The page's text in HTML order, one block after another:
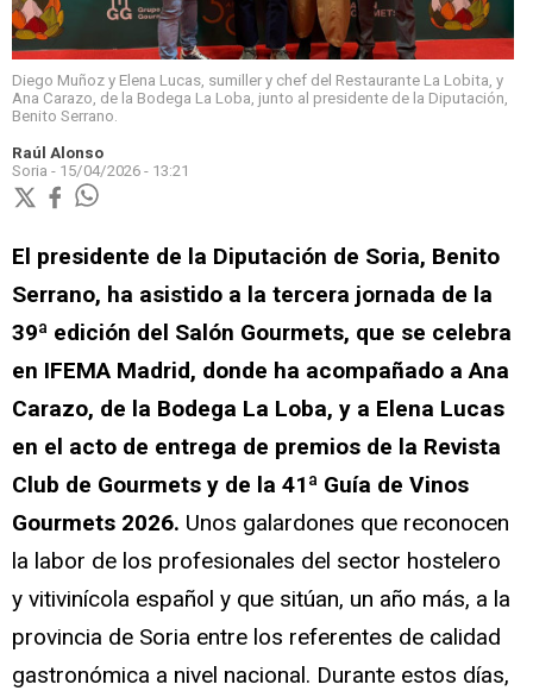
Diego Muñoz y Elena Lucas, sumiller y chef del Restaurante La Lobita, y
Ana Carazo, de la Bodega La Loba, junto al presidente de la Diputación,
Benito Serrano.
Raúl Alonso
Soria - 15/04/2026 - 13:21
El presidente de la Diputación de Soria, Benito
Serrano, ha asistido a la tercera jornada de la
39ª edición del Salón Gourmets, que se celebra
en IFEMA Madrid, donde ha acompañado a Ana
Carazo, de la Bodega La Loba, y a Elena Lucas
en el acto de entrega de premios de la Revista
Club de Gourmets y de la 41ª Guía de Vinos
Gourmets 2026. Unos galardones que reconocen
la labor de los profesionales del sector hostelero
y vitivinícola español y que sitúan, un año más, a la
provincia de Soria entre los referentes de calidad
gastronómica a nivel nacional. Durante estos días,